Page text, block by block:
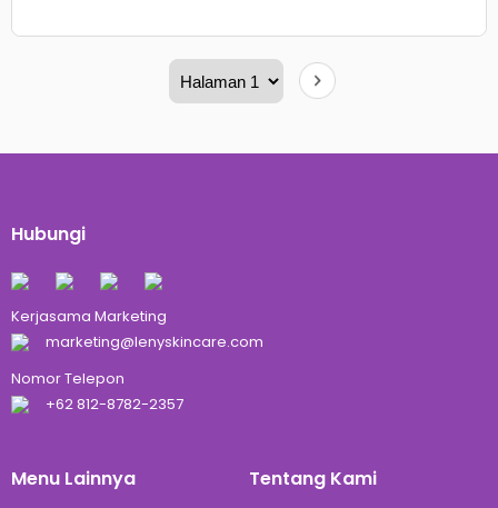
Hubungi
Kerjasama Marketing
marketing@lenyskincare.com
Nomor Telepon
+62 812-8782-2357
Menu Lainnya
Tentang Kami